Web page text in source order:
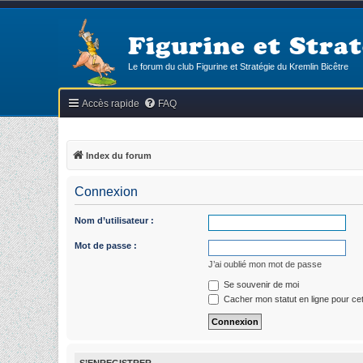
Figurine et
Le forum du club Figurine et Stratégie du Kremlin Bicêtre
Accès rapide FAQ
Index du forum
Connexion
Nom d’utilisateur :
Mot de passe :
J’ai oublié mon mot de passe
Se souvenir de moi
Cacher mon statut en ligne pour